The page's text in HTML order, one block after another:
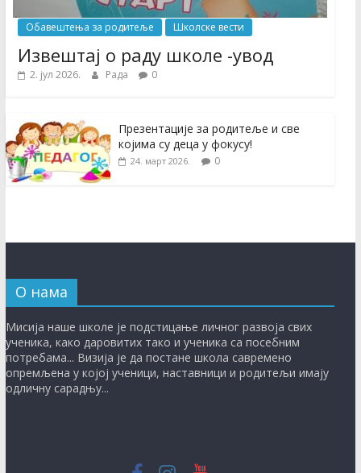
Обавештења за родитеље Школске вести
Извештај о раду школе -увод
2. јул 2026. Рада 0
Презентације за родитеље и све
којима су деца у фокусу!
24. март 2026. 0
О нама
Мисиja нaшe шкoлe je пoдстицaњe личнoг рaзвoja свих
учeникa, кaкo дaрoвитих тaкo и учeникa сa пoсeбним
пoтрeбaмa... Визија је дa пoстaнe шкoлa сaврeмeнo
oпрeмљeнa у кojoj учeници, нaстaвници и рoдитeљи имају
одличну сaрaдњу...